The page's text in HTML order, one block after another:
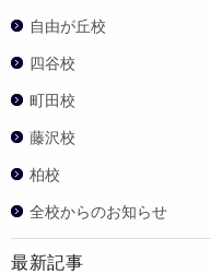
自由が丘校
四谷校
町田校
藤沢校
柏校
全校からのお知らせ
最新記事